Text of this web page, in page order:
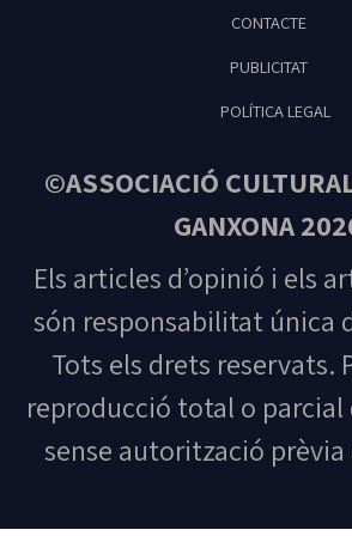
CONTACTE
PUBLICITAT
POLÍTICA LEGAL
©ASSOCIACIÓ
GANXONA
Els articles d’opinió i els
són responsabilitat única
Tots els drets reservats.
reproducció total o
sense autorització prèvia